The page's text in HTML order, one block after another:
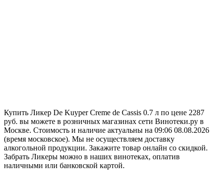
Купить Ликер De Kuyper Creme de Cassis 0.7 л по цене 2287
руб. вы можете в розничных магазинах сети Винотеки.ру в
Москве. Стоимость и наличие актуальны на 09:06 08.08.2026
(время московское). Мы не осуществляем доставку
алкогольной продукции. Закажите товар онлайн со скидкой.
Забрать Ликеры можно в наших винотеках, оплатив
наличными или банковской картой.